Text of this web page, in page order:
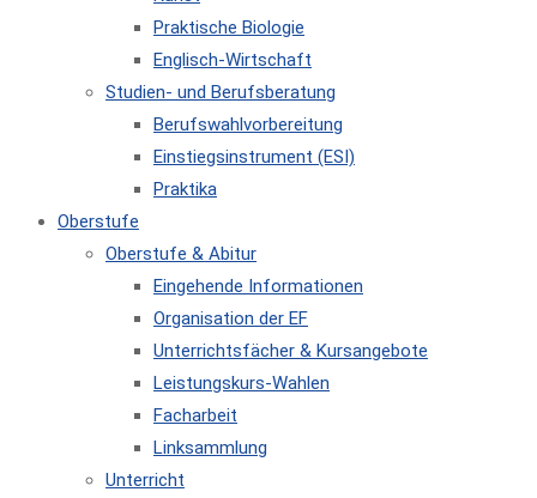
Praktische Biologie
Englisch-Wirtschaft
Studien- und Berufsberatung
Berufswahlvorbereitung
Einstiegsinstrument (ESI)
Praktika
Oberstufe
Oberstufe & Abitur
Eingehende Informationen
Organisation der EF
Unterrichtsfächer & Kursangebote
Leistungskurs-Wahlen
Facharbeit
Linksammlung
Unterricht